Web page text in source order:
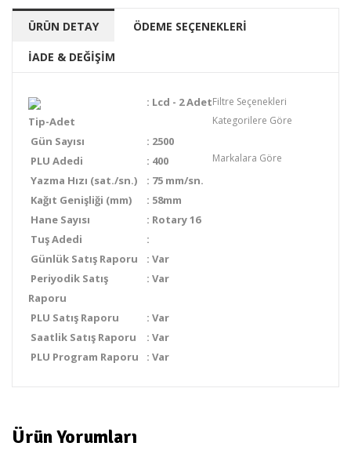
ÜRÜN DETAY ÖDEME SEÇENEKLERİ
İADE & DEĞİŞİM
Tip-Adet
: Lcd - 2 Adet
Gün Sayısı : 2500
PLU Adedi
: 400
Yazma Hızı (sat./sn.)
: 75 mm/sn.
Kağıt Genişliği (mm)
: 58mm
Hane Sayısı
: Rotary 16
Tuş Adedi
:
Günlük Satış Raporu
: Var
Periyodik Satış
Raporu
: Var
PLU Satış Raporu : Var
Saatlik Satış Raporu
: Var
PLU Program Raporu
: Var
Filtre Seçenekleri
Kategorilere Göre
Markalara Göre
Ürün Yorumları